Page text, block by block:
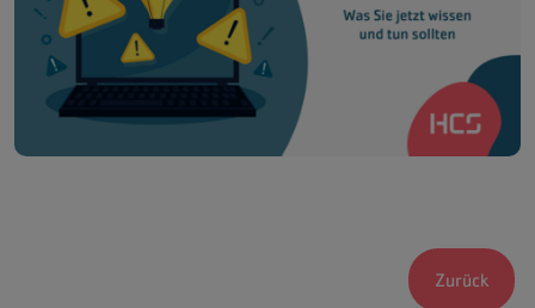
Zurück